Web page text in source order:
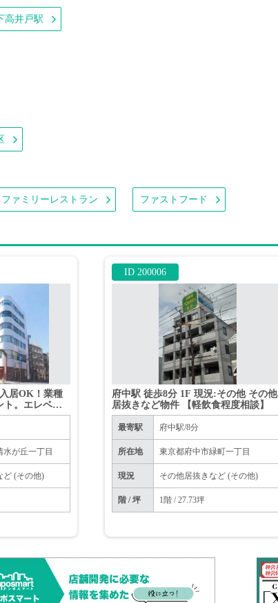
高井戸駅
ファミリーレストラン ファストフード
居OK！業種
ト。エレベー
適
水が丘一丁目
ど (その他)
ID 200006
府中駅 徒歩8分 1F 現況:その他 その他
居抜きなど物件 【軽飲食程度相談】
最寄駅 府中駅/8分
所在地 東京都府中市緑町一丁目
現況 その他居抜きなど (その他)
階 / 坪 1階 / 27.73坪